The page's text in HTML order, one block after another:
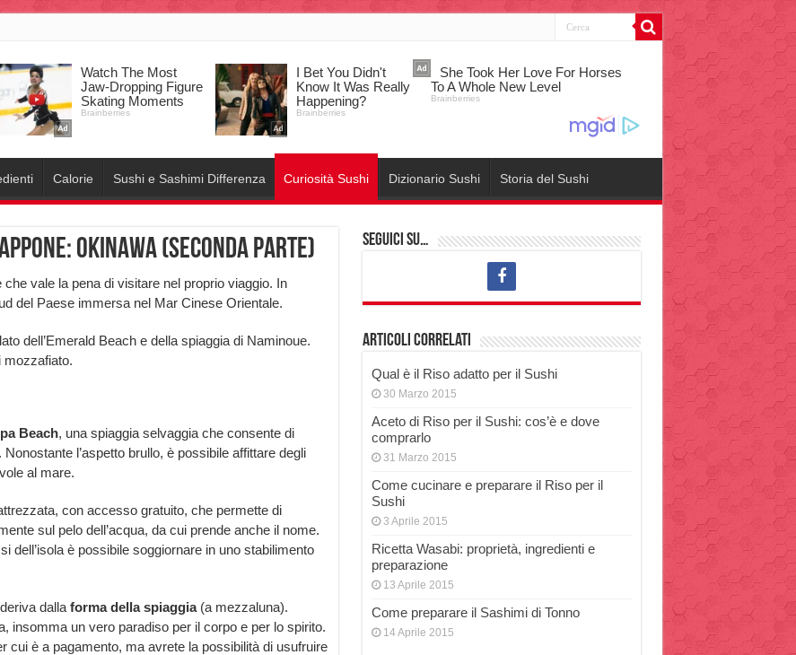
Calorie Sushi e Sashimi Differenza Curiosità Sushi Dizionario Sushi Storia del Sushi
Okinawa (Seconda parte)
vale la pena di visitare nel proprio viaggio. In
del Paese immersa nel Mar Cinese Orientale.
dell’Emerald Beach e della spiaggia di Naminoue.
mozzafiato.
Beach, una spiaggia selvaggia che consente di
l’aspetto brullo, è possibile affittare degli
al mare.
con accesso gratuito, che permette di
sul pelo dell’acqua, da cui prende anche il nome.
dell’isola è possibile soggiornare in uno stabilimento
dalla forma della spiaggia(a mezzaluna).
insomma un vero paradiso per il corpo e per lo spirito.
cui è a pagamento, ma avrete la possibilità di usufruire
Seguici su…
Articoli correlati
Qual è il Riso adatto per il Sushi
30 Marzo 2015
Aceto di Riso per il Sushi: cos’è e dove
comprarlo
31 Marzo 2015
Come cucinare e preparare il Riso per il
Sushi
3 Aprile 2015
Ricetta Wasabi: proprietà, ingredienti e
preparazione
13 Aprile 2015
Come preparare il Sashimi di Tonno
14 Aprile 2015